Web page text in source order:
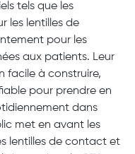
tels que les
les lentilles de
pour les
aux patients. Leur
facile à construire,
pour prendre en
dans
met en avant les
lentilles de contact et